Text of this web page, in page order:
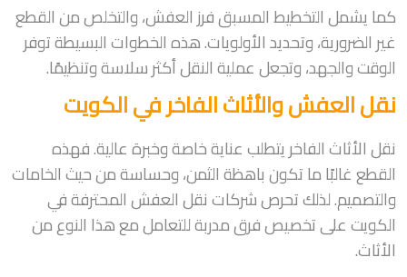
كما يشمل التخطيط المسبق فرز العفش، والتخلص من القطع
غير الضرورية، وتحديد الأولويات. هذه الخطوات البسيطة توفر
الوقت والجهد، وتجعل عملية النقل أكثر سلاسة وتنظيمًا.
نقل العفش والأثاث الفاخر في الكويت
نقل الأثاث الفاخر يتطلب عناية خاصة وخبرة عالية. فهذه
القطع غالبًا ما تكون باهظة الثمن، وحساسة من حيث الخامات
والتصميم. لذلك تحرص شركات نقل العفش المحترفة في
الكويت على تخصيص فرق مدربة للتعامل مع هذا النوع من
الأثاث.